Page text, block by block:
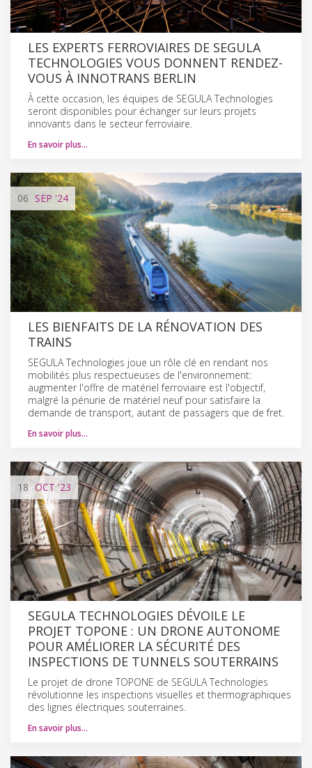
LES EXPERTS FERROVIAIRES DE SEGULA
TECHNOLOGIES VOUS DONNENT RENDEZ-
VOUS À INNOTRANS BERLIN
À cette occasion, les équipes de SEGULA Technologies
seront disponibles pour échanger sur leurs projets
innovants dans le secteur ferroviaire.
En savoir plus…
06 SEP '24
LES BIENFAITS DE LA RÉNOVATION DES
TRAINS
SEGULA Technologies joue un rôle clé en rendant nos
mobilités plus respectueuses de l'environnement:
augmenter l'offre de matériel ferroviaire est l'objectif,
malgré la pénurie de matériel neuf pour satisfaire la
demande de transport, autant de passagers que de fret.
En savoir plus…
18 OCT '23
SEGULA TECHNOLOGIES DÉVOILE LE
PROJET TOPONE : UN DRONE AUTONOME
POUR AMÉLIORER LA SÉCURITÉ DES
INSPECTIONS DE TUNNELS SOUTERRAINS
Le projet de drone TOPONE de SEGULA Technologies
révolutionne les inspections visuelles et thermographiques
des lignes électriques souterraines.
En savoir plus…